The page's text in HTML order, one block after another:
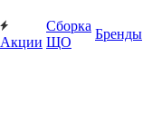
Акции
Сборка
ЩО
Бренды